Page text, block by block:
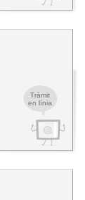
Tràmit
en línia